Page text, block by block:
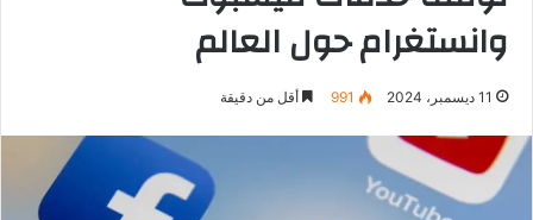
وانستغرام حول العالم
11 ديسمبر، 2024 991 أقل من دقيقة